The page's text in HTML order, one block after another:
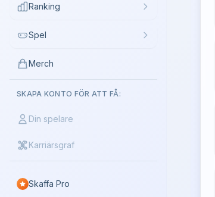
Ranking
Spel
Merch
SKAPA KONTO FÖR ATT FÅ:
Din spelare
Karriärsgraf
Skaffa Pro